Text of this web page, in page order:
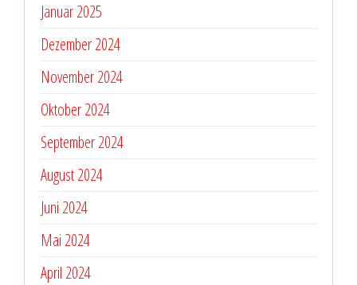
Januar 2025
Dezember 2024
November 2024
Oktober 2024
September 2024
August 2024
Juni 2024
Mai 2024
April 2024